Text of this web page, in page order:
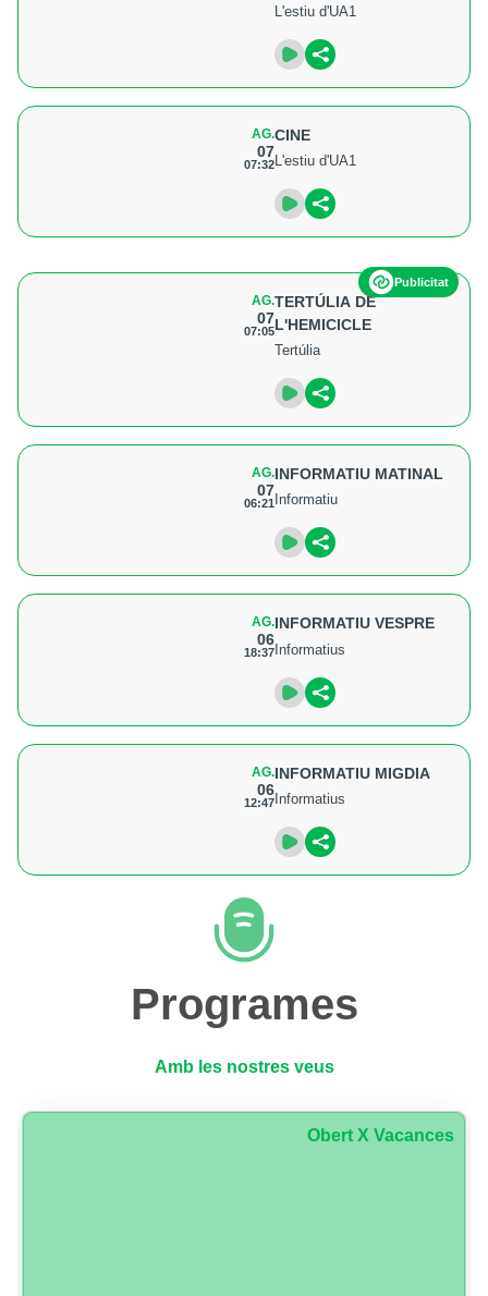
L'estiu d'UA1
AG.
07
07:32
CINE
L'estiu d'UA1
Publicitat
AG.
07
07:05
TERTÚLIA DE
L'HEMICICLE
Tertúlia
AG.
07
06:21
INFORMATIU MATINAL
Informatiu
AG.
06
18:37
INFORMATIU VESPRE
Informatius
AG.
06
12:47
INFORMATIU MIGDIA
Informatius
Programes
Amb les nostres veus
Obert X Vacances